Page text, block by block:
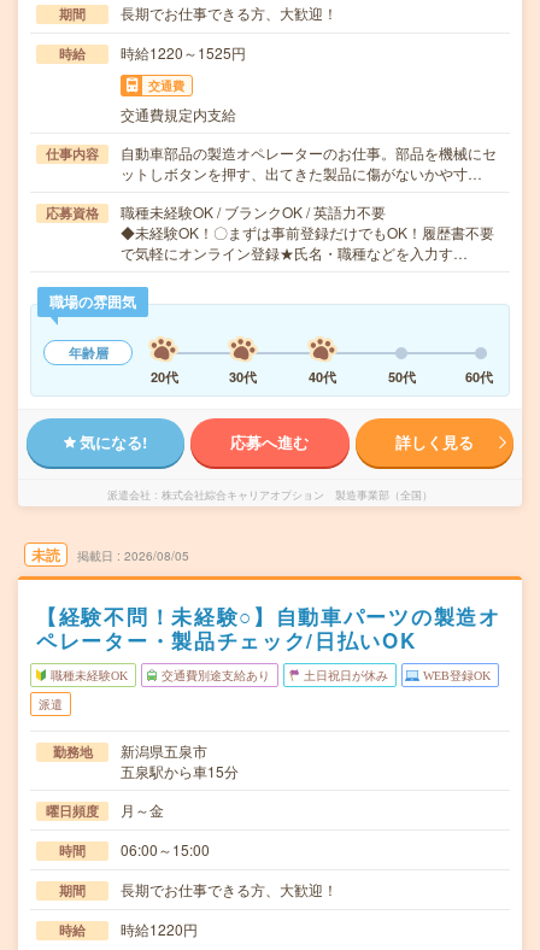
期間 長期でお仕事できる方、大歓迎！
時給 時給1220～1525円
交通費
交通費規定内支給
仕事内容
自動車部品の製造オペレーターのお仕事。部品を機械にセ
ットしボタンを押す、出てきた製品に傷がないかや寸…
応募資格
職種未経験OK / ブランクOK / 英語力不要
◆未経験OK！〇まずは事前登録だけでもOK！履歴書不要
で気軽にオンライン登録★氏名・職種などを入力す…
職場の雰囲気
年齢層
20代
30代 40代 50代 60代
気になる! 応募へ進む 詳しく見る
派遣会社 株式会社綜合キャリアオプション 製造事業部（全国）
未読 掲載日 2026/08/05
【経験不問！未経験○】自動車パーツの製造オ
ペレーター・製品チェック/日払いOK
職種未経験OK 交通費別途支給あり 土日祝日が休み WEB登録OK
派遣
勤務地
新潟県五泉市
五泉駅から車15分
曜日頻度 月～金
時間 06:00～15:00
期間 長期でお仕事できる方、大歓迎！
時給 時給1220円